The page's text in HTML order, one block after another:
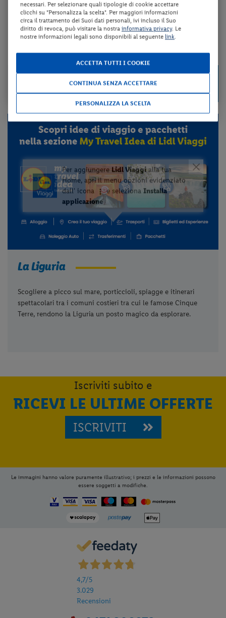
HOTEL LOCANDA DELL'ANGELO PARACUCCHI
pernottamento e colazione + utilizzo della piscina scoperta
da 48 € per notte
Check-in
al 25/12/26
a persona per 2 notti
La Liguria
Scogliere a picco sul mare, porticcioli, spiagge e itinerari
spettacolari tra i comuni costieri tra cui le famose Cinque
Terre, rendono la Liguria un posto magico da esplorare.
Iscriviti subito e
RICEVI LE ULTIME OFFERTE
ISCRIVITI
Le immagini hanno valore puramente illustrativo; i prezzi e le informazioni possono
essere soggetti a modifiche.
4,7/5
3.029
Recensioni
necessari. Per selezionare quali tipologie di cookie accettare
clicchi su "Personalizza la scelta". Per maggiori informazioni
circa il trattamento dei Suoi dati personali, ivi incluso il Suo
diritto di revoca, può visitare la nostra informativa privacy. Le
nostre informazioni legali sono disponibili al seguente link.
ACCETTA TUTTI I COOKIE
CONTINUA SENZA ACCETTARE
PERSONALIZZA LA SCELTA
dall' icona
e selezionaInstalla
applicazione